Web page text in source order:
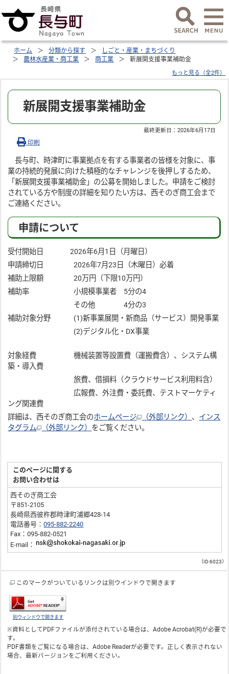
ホーム 分類から探す
しごと・産業・まちづくり
農林水産業・商工業
商工業 新展開支援事業補助金
もっと見る（全2件）
新展開支援事業補助金
最終更新日：2026年6月17日
印刷
長与町、時津町に事業拠点を有する事業者の皆様を対象に、事
業の持続的発展に向けた積極的なチャレンジを後押しするため、
「新展開支援事業補助金」の公募を開始しました。申請をご検討
されている方や制度の詳細を知りたい方は、西そのぎ商工会まで
ご連絡ください。
申請について
受付開始日 2026年6月1日（月曜日）
申請締切日 2026年7月23日（木曜日）必着
補助上限額 20万円（下限10万円）
補助率 小規模事業者 5分の4
その他 4分の3
補助対象分野 (1)新事業展開・新商品（サービス）開発事業
(2)デジタル化・DX事業
対象経費 機械装置等設置費（運搬費含）、システム構
築・導入費
旅費、借損料（クラウドサービス利用料含）
広報費、外注費・委託費、テストマーケティ
ング関連費
詳細は、西そのぎ商工会のホームページ （外部リンク） 、 インス
タグラム
（外部リンク） をご覧ください。
このページに関する
お問い合わせは
西そのぎ商工会
〒851-2105
長崎県西彼杵郡時津町浦郷428-14
電話番号：095-882-2240
Fax：095-882-0521
E-mail：
（ID:6023）
このマークがついているリンクは別ウインドウで開きます
別ウィンドウで開きます
※資料としてPDFファイルが添付されている場合は、Adobe Acrobat(R)が必要で
す。
PDF書類をご覧になる場合は、Adobe Readerが必要です。正しく表示されない
場合、最新バージョンをご利用ください。